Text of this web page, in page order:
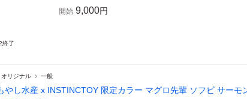
開始 9,000円
終了
オリジナル 一般
やし水産 x INSTINCTOY 限定カラー マグロ先輩 ソフビ サーモ